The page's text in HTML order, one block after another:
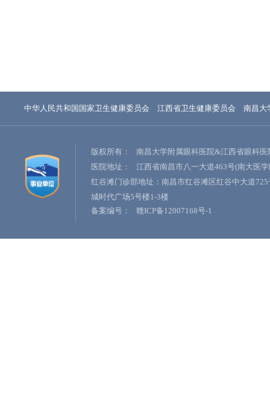
中华人民共和国国家卫生健康委员会 江西省卫生健康委员会 南昌大
版权所有：
南昌大学附属眼科医院&江西省眼科医
医院地址：
江西省南昌市八一大道463号(南大医
红谷滩门诊部地址：南昌市红谷滩区红谷中大道725
城时代广场5号楼1-3楼
备案编号：
赣ICP备12007168号-1